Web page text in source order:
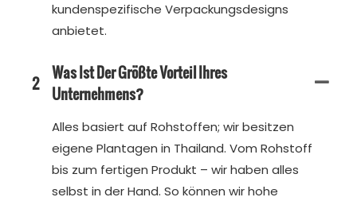
kundenspezifische Verpackungsdesigns
anbietet.
2 Was Ist Der Größte Vorteil Ihres
Unternehmens?
Alles basiert auf Rohstoffen; wir besitzen
eigene Plantagen in Thailand. Vom Rohstoff
bis zum fertigen Produkt – wir haben alles
selbst in der Hand. So können wir hohe